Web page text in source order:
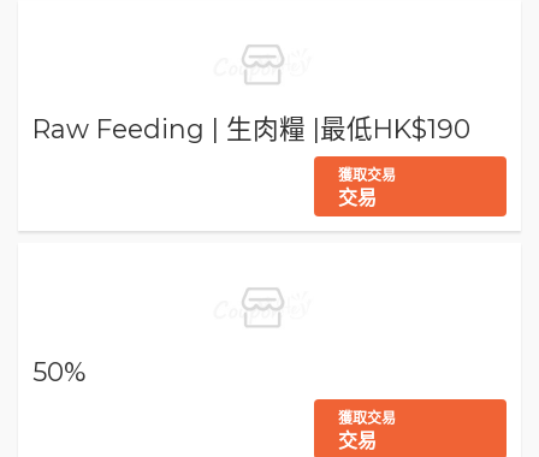
Raw Feeding | 生肉糧 |最低HK$190
獲取交易
交易
50%
獲取交易
交易